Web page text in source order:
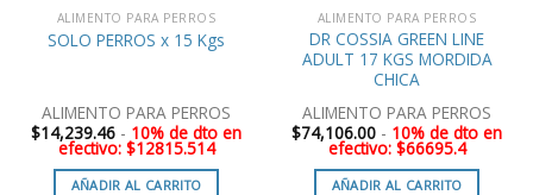
ALIMENTO PARA PERROS
SOLO PERROS x 15 Kgs
ALIMENTO PARA PERROS
$14,239.46 - 10% de dto en
efectivo: $12815.514
AÑADIR AL CARRITO
ALIMENTO PARA PERROS
DR COSSIA GREEN LINE
ADULT 17 KGS MORDIDA
CHICA
ALIMENTO PARA PERROS
$74,106.00 - 10% de dto en
efectivo: $66695.4
AÑADIR AL CARRITO